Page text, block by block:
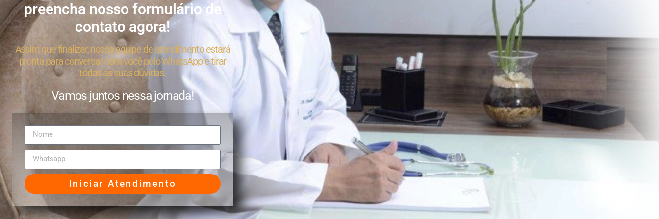
preencha nosso formulário de
contato agora!
Assim que finalizar, nossa equipe de atendimento estará
pronta para conversar com você pelo WhatsApp e tirar
todas as suas dúvidas.
Vamos juntos nessa jornada!
Iniciar Atendimento